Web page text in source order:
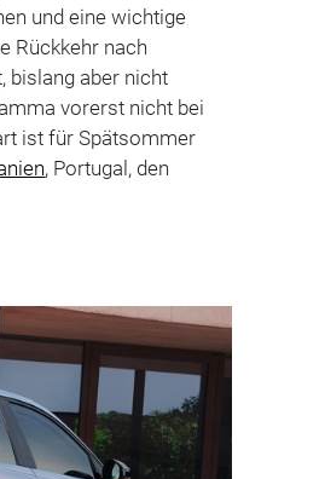
und eine wichtige
Rückkehr nach
bislang aber nicht
vorerst nicht bei
ist für Spätsommer
, Portugal, den